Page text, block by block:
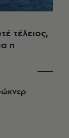
τέλειος,
η